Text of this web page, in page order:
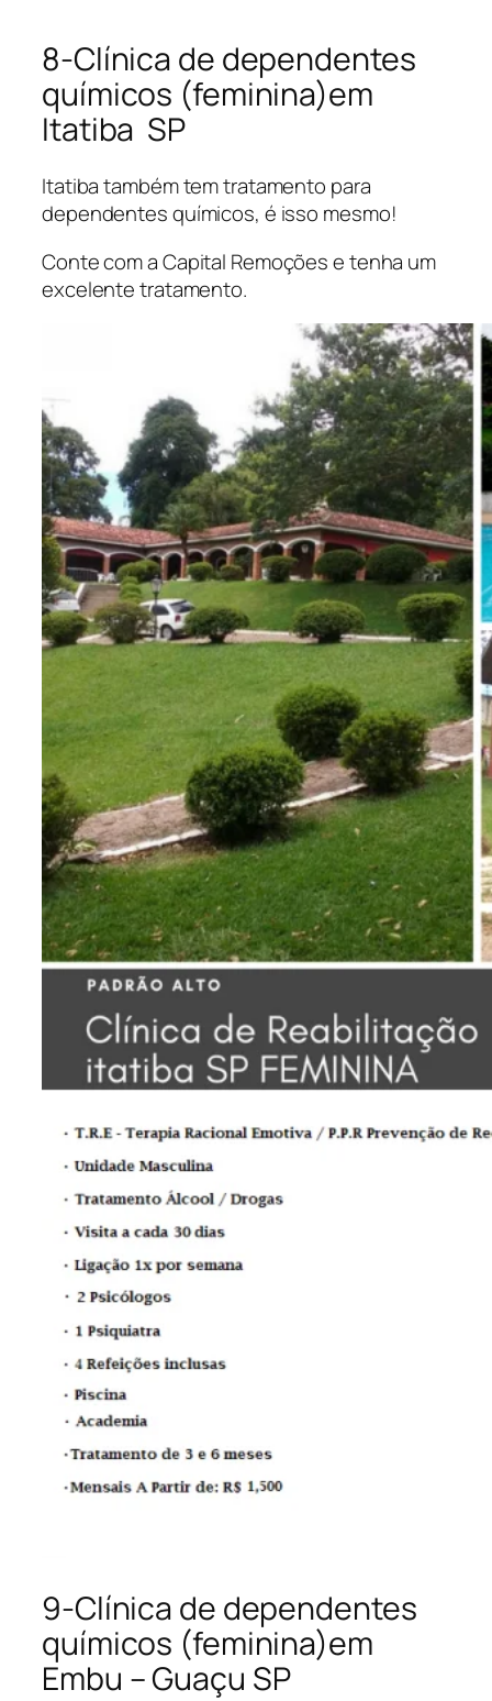
8-Clínica de dependentes
químicos (feminina)em
Itatiba SP
Itatiba também tem tratamento para
dependentes químicos, é isso mesmo!
Conte com a Capital Remoções e tenha um
excelente tratamento.
9-Clínica de dependentes
químicos (feminina)em
Embu – Guaçu SP